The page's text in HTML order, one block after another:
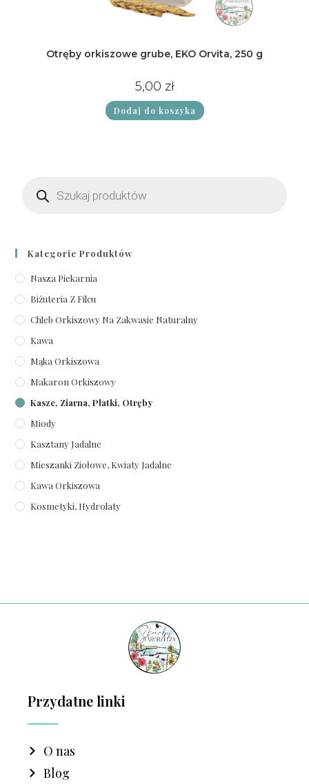
Otręby orkiszowe grube, EKO Orvita, 250 g
5,00 zł
Dodaj do koszyka
Kategorie Produktów
Nasza Piekarnia
Biżuteria Z Filcu
Chleb Orkiszowy Na Zakwasie Naturalny
Kawa
Mąka Orkiszowa
Makaron Orkiszowy
Kasze, Ziarna, Płatki, Otręby
Miody
Kasztany Jadalne
Mieszanki Ziołowe, Kwiaty Jadalne
Kawa Orkiszowa
Kosmetyki, Hydrolaty
Przydatne linki
O nas
Blog